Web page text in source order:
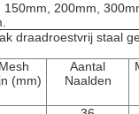
200mm,
draadroestvrij staal
(mm)
Aantal
Naalden